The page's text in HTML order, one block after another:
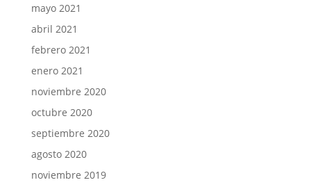
mayo 2021
abril 2021
febrero 2021
enero 2021
noviembre 2020
octubre 2020
septiembre 2020
agosto 2020
noviembre 2019